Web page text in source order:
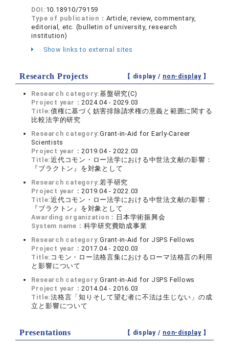
DOI: 10.18910/79159
Type of publication： Article, review, commentary,
editorial, etc. (bulletin of university, research
institution)
Show links to external sites
Research Projects 【 display / non-display】
Research category:基盤研究(C)
Project year： 2024.04 - 2029.03
Title:債権に基づく妨害排除請求権の意義と範囲に関する
比較法学的研究
Research category:Grant-in-Aid for Early-Career
Scientists
Project year： 2019.04 - 2022.03
Title:近代コモン・ロー法学における中世法文献の影響：
『ブラクトン』を対象として
Research category:若手研究
Project year： 2019.04 - 2022.03
Title:近代コモン・ロー法学における中世法文献の影響：
『ブラクトン』を対象として
Awarding organization： 日本学術振興会
System name： 科学研究費助成事業
Research category:Grant-in-Aid for JSPS Fellows
Project year： 2017.04 - 2020.03
Title: コモン・ロー法格言集におけるローマ法格言の利用
と影響について
Research category:Grant-in-Aid for JSPS Fellows
Project year： 2014.04 - 2016.03
Title:法格言「知りそして望む者に不法は生じない」の成
立と影響について
Presentations 【 display / non-display】